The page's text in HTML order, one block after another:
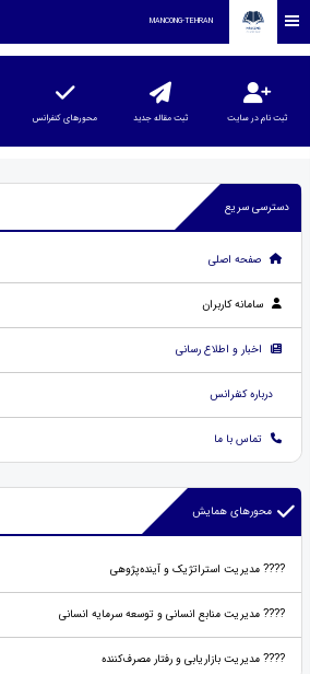
MANCONG-TEHRAN
ثبت نام در سایت ثبت مقاله جدید محورهای کنفرانس
دسترسی سریع
صفحه اصلی
سامانه کاربران
اخبار و اطلاع رسانی
درباره کنفرانس
تماس با ما
محورهای همایش
???? مدیریت استراتژیک و آینده‌پژوهی
???? مدیریت منابع انسانی و توسعه سرمایه انسانی
???? مدیریت بازاریابی و رفتار مصرف‌کننده